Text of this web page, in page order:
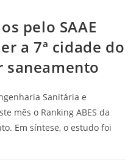
pelo SAAE
a 7ª cidade do
saneamento
Sanitária e
mês o Ranking ABES da
Em síntese, o estudo foi